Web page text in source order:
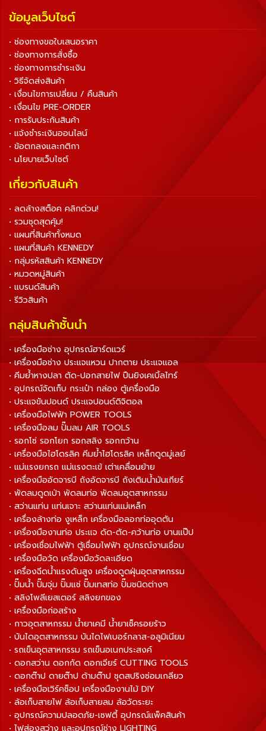
ข้อมูลเว็บไซต์
• ช่องทางขอใบเสนอราคา
• ช่องทางการสั่งซื้อ
• ช่องทางการชำระเงิน
• วิธีจัดส่งสินค้า
• เงื่อนไขการเปลี่ยน / คืนสินค้า
• เงื่อนไข PRE-ORDER
• การรับประกันสินค้า
• แจ้งชำระเงินออนไลน์
• ข้อตกลงและกติกา
• นโยบายเว็บไซต์
เกี่ยวกับสินค้า
• ลดล้างสต็อค คลิกด่วน!
• รวมชุดสุดคุ้ม!
• แผนที่สินค้าทั้งหมด
• แผนที่สินค้า KENNEDY
• กลุ่มรหัสสินค้า KENNEDY
• หมวดหมู่สินค้า
• แบรนด์สินค้า
• รีวิวสินค้า
กลุ่มสินค้าชั้นนำ
• เครื่องมือช่าง อุปกรณ์ฮาร์ดแวร์
• เครื่องมือช่าง ประแจแหวน ปากตาย ประแจแอล
• คีมย้ำหางปลา ตัด-ปอกสายไฟ ปืนยิงเคเบิ้ลไทร์
• อุปกรณ์จัดเก็บ กระเป๋า กล่อง ตู้เครื่องมือ
• ประแจขันปอนด์ ประแจปอนด์ดิจิตอล
• เครื่องมือไฟฟ้า POWER TOOLS
• เครื่องมือลม ปั๊มลม AIR TOOLS
• รอกโซ่ รอกโยก รอกสลิง รอกกว้าน
• เครื่องมือไฮโดรลิค คีมย้ำไฮโดรลิค เหล็กดูดมู่เลย์
• แม่แรงยกรถ แม่แรงตะเข้ เต่าเคลื่อนย้าย
• เครื่องมืออัดจารบี ถังอัดจารบี ถังเติมน้ำมันเกียร์
• พัดลมดูดเป่า พัดลมท่อ พัดลมอุตสาหกรรม
• สว่านแท่น แท่นเจาะ สว่านแท่นแม่เหล็ก
• เครื่องล้างท่อ งูเหล็ก เครื่องมือลอกท่ออุดตัน
• เครื่องมืองานท่อ ประแจ ดัด-ตัด-คว้านท่อ บานแป๊ป
• เครื่องเชื่อมไฟฟ้า ตู้เชื่อมไฟฟ้า อุปกรณ์งานเชื่อม
• เครื่องมือวัด เครื่องมือวัดละเอียด
• เครื่องฉีดน้ำแรงดันสูง เครื่องดูดฝุ่นอุตสาหกรรม
• ปั๊มน้ำ ปั๊มจุ่ม ปั๊มแช่ ปั๊มเทสท่อ ปั๊มชนิดต่างๆ
• สลิงโพลีเยสเตอร์ สลิงยกของ
• เครื่องมือก่อสร้าง
• กาวอุตสาหกรรม น้ำยาเคมี น้ำยาเช็ครอยร้าว
• บันไดอุตสาหกรรม บันไดไฟเบอร์กลาส-อลูมิเนียม
• รถเข็นอุตสาหกรรม รถเข็นอเนกประสงค์
• ดอกสว่าน ดอกกัด ดอกเจียร์ CUTTING TOOLS
• ดอกต๊าป ดายต๊าป ด้ามต๊าป ชุดสปริงซ่อมเกลียว
• เครื่องมือเวิร์คช็อป เครื่องมืองานไม้ DIY
• ล้อเก็บสายไฟ ล้อเก็บสายลม ล้อวัดระยะ
• อุปกรณ์ความปลอดภัย-เซฟตี้ อุปกรณ์แพ็คสินค้า